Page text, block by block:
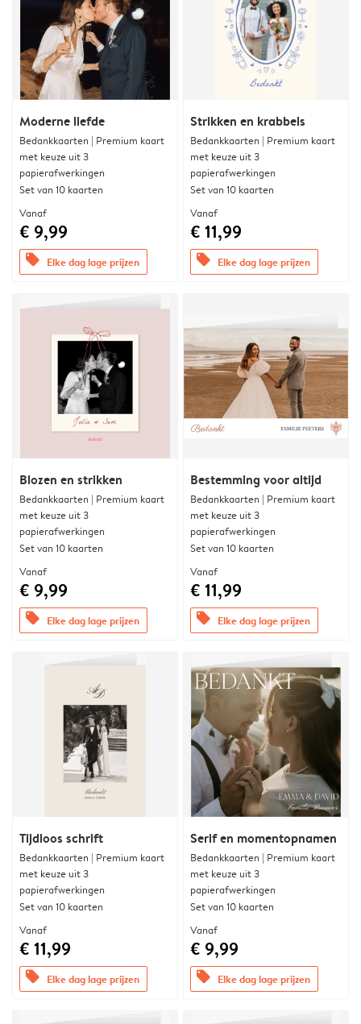
Moderne liefde
Bedankkaarten | Premium kaart
met keuze uit 3
papierafwerkingen
Set van 10 kaarten
Vanaf
€ 9,99
offers Elke dag lage prijzen
Strikken en krabbels
Bedankkaarten | Premium kaart
met keuze uit 3
papierafwerkingen
Set van 10 kaarten
Vanaf
€ 11,99
offers Elke dag lage prijzen
Blozen en strikken
Bedankkaarten | Premium kaart
met keuze uit 3
papierafwerkingen
Set van 10 kaarten
Vanaf
€ 9,99
offers Elke dag lage prijzen
Bestemming voor altijd
Bedankkaarten | Premium kaart
met keuze uit 3
papierafwerkingen
Set van 10 kaarten
Vanaf
€ 11,99
offers Elke dag lage prijzen
Tijdloos schrift
Bedankkaarten | Premium kaart
met keuze uit 3
papierafwerkingen
Set van 10 kaarten
Vanaf
€ 11,99
offers Elke dag lage prijzen
Serif en momentopnamen
Bedankkaarten | Premium kaart
met keuze uit 3
papierafwerkingen
Set van 10 kaarten
Vanaf
€ 9,99
offers Elke dag lage prijzen